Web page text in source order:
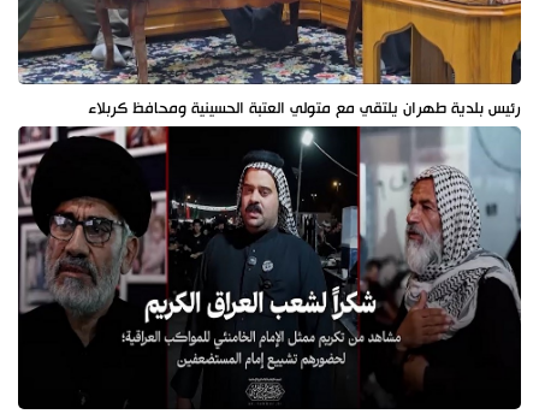
رئيس بلدية طهران يلتقي مع متولي العتبة الحسينية ومحافظ كربلاء